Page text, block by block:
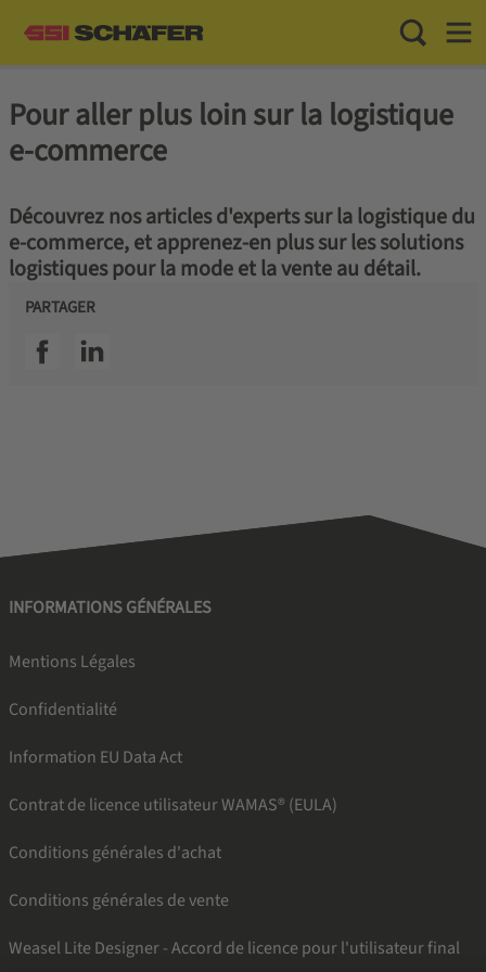
Toggle
Pour aller plus loin sur la logistique
e-commerce
Découvrez nos articles d'experts sur la logistique du
e-commerce, et apprenez-en plus sur les solutions
logistiques pour la mode et la vente au détail.
PARTAGER
SSI facebookSSI linkedin
INFORMATIONS GÉNÉRALES
Mentions Légales
Confidentialité
Information EU Data Act
Contrat de licence utilisateur WAMAS® (EULA)
Conditions générales d'achat
Conditions générales de vente
Weasel Lite Designer - Accord de licence pour l'utilisateur final